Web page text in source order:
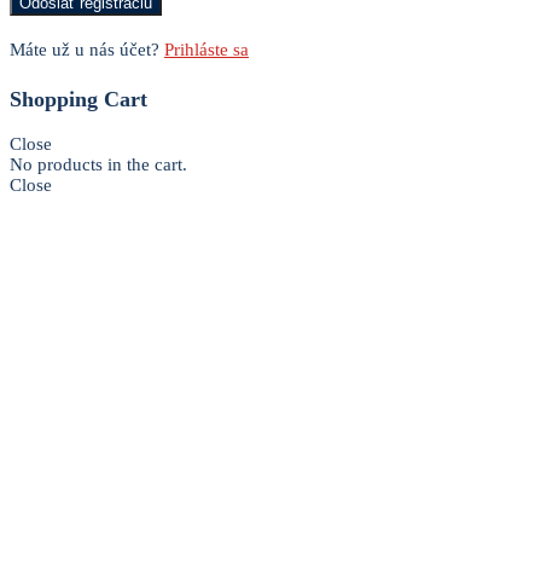
Máte už u nás účet? Prihláste sa
Shopping Cart
Close
No products in the cart.
Close